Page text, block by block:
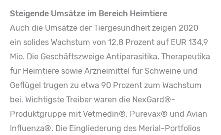
Steigende Umsätze im Bereich Heimtiere
Auch die Umsätze der Tiergesundheit zeigen 2020
ein solides Wachstum von 12,8 Prozent auf EUR 134,9
Mio. Die Geschäftszweige Antiparasitika, Therapeutika
für Heimtiere sowie Arzneimittel für Schweine und
Geflügel trugen zu etwa 90 Prozent zum Wachstum
bei. Wichtigste Treiber waren die NexGard®-
Produktgruppe mit Vetmedin®, Purevax® und Avian
Influenza®. Die Eingliederung des Merial-Portfolios